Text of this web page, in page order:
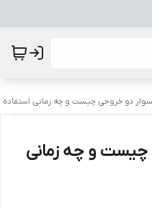
دو خروجی چیست و چه زمانی
چیست و چه زمانی